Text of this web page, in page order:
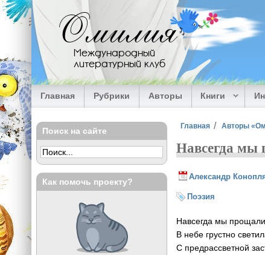
Перейти к основному содержанию
Омилия
Международный
литературный клуб
Главная Рубрики Авторы Книги
Вы здесь
Главная Авторы
Навсегда мы
Александр
Поэзия
Навсегда мы
В небе грустно
С предрассветной
Поиск на сайте
Как помочь проекту?